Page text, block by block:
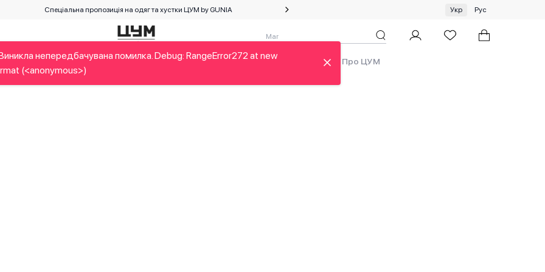
Спеціальна пропозиція на одяг та хустки ЦУМ by GUNIA Укр Рус
Home&Gifts Українські дизайнери Краса Бренди Аутлет Про ЦУМ
непередбачувана помилка. Debug: RangeError272 at new
(<anonymous>)